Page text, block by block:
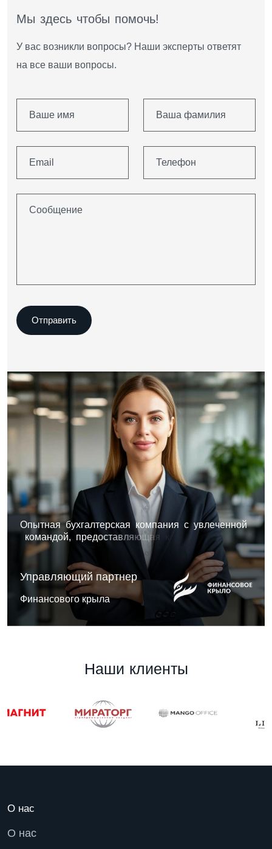
Мы здесь чтобы помочь!
У вас возникли вопросы? Наши эксперты ответят
на все ваши вопросы.
Опытная бухгалтерская компания с увлеченной
командой, предоставляющая пл ек ны
ешен а ли
Управляющий партнер
Финансового крыла
Наши клиенты
О нас
О нас